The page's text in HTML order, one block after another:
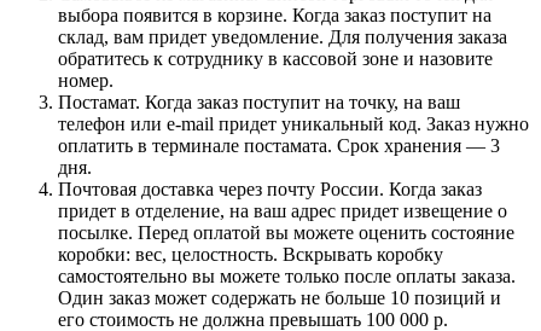
выбора появится в корзине. Когда заказ поступит на
склад, вам придет уведомление. Для получения заказа
обратитесь к сотруднику в кассовой зоне и назовите
номер.
Постамат. Когда заказ поступит на точку, на ваш
телефон или e-mail придет уникальный код. Заказ нужно
оплатить в терминале постамата. Срок хранения — 3
дня.
Почтовая доставка через почту России. Когда заказ
придет в отделение, на ваш адрес придет извещение о
посылке. Перед оплатой вы можете оценить состояние
коробки: вес, целостность. Вскрывать коробку
самостоятельно вы можете только после оплаты заказа.
Один заказ может содержать не больше 10 позиций и
его стоимость не должна превышать 100 000 р.